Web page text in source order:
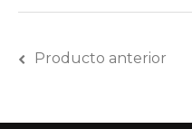
Producto anterior